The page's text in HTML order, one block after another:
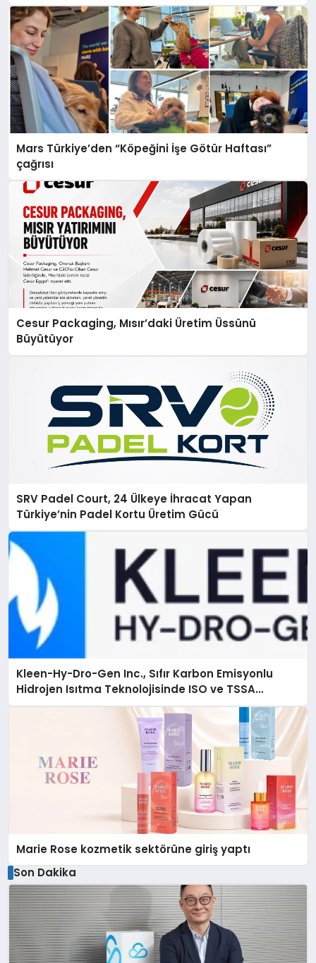
Mars Türkiye’den “Köpeğini İşe Götür Haftası”
çağrısı
Cesur Packaging, Mısır’daki Üretim Üssünü
Büyütüyor
SRV Padel Court, 24 Ülkeye İhracat Yapan
Türkiye’nin Padel Kortu Üretim Gücü
Kleen-Hy-Dro-Gen Inc., Sıfır Karbon Emisyonlu
Hidrojen Isıtma Teknolojisinde ISO ve TSSA
Düzenleyici Onaylarını Aldı
Marie Rose kozmetik sektörüne giriş yaptı
Son Dakika